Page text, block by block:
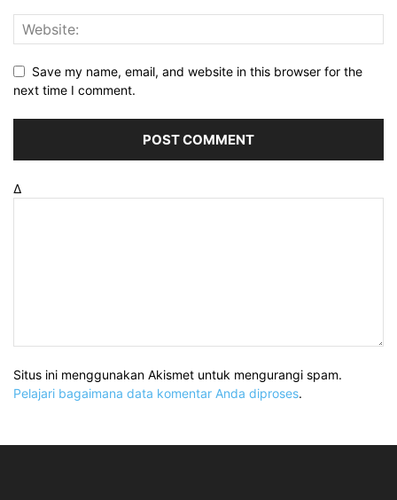
Save my name, email, and website in this browser for the
next time I comment.
Δ
Situs ini menggunakan Akismet untuk mengurangi spam.
Pelajari bagaimana data komentar Anda diproses.